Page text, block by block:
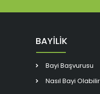
BAYİLİK
Bayi Başvurusu
Nasıl Bayi